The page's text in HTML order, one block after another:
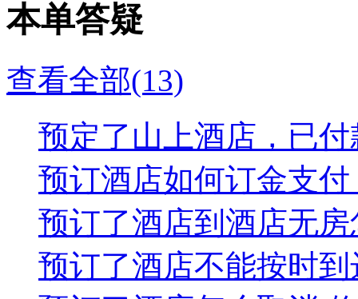
温州杨先生预订了日上山庄6
间房，已支付,158****6575
宁波郑小姐预订了日上山庄2
间房，已支付,150****3519
本单答疑
查看全部(13)
预定了山上酒店，已
预订酒店如何订金支付
预订了酒店到酒店无
预订了酒店不能按时